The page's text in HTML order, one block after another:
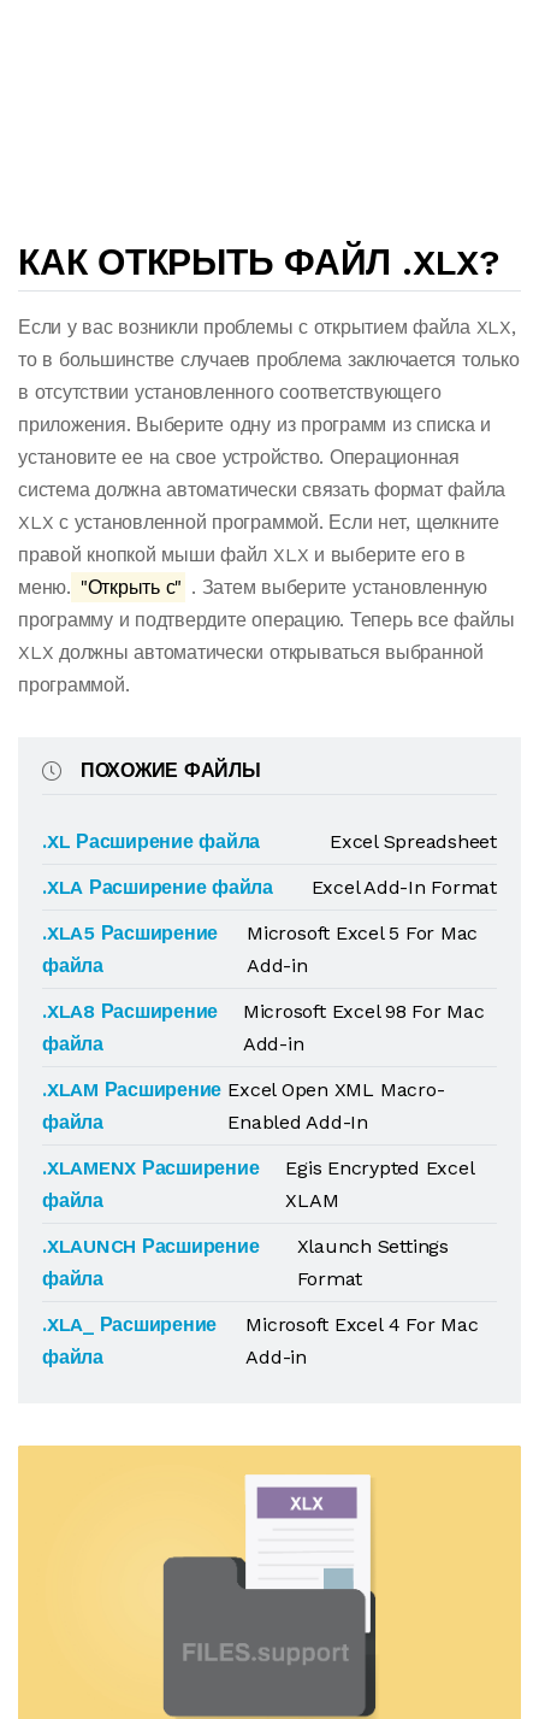
КАК ОТКРЫТЬ ФАЙЛ .XLX?
Если у вас возникли проблемы с открытием файла XLX,
то в большинстве случаев проблема заключается только
в отсутствии установленного соответствующего
приложения. Выберите одну из программ из списка и
установите ее на свое устройство. Операционная
система должна автоматически связать формат файла
XLX с установленной программой. Если нет, щелкните
правой кнопкой мыши файл XLX и выберите его в
меню. "Открыть с" . Затем выберите установленную
программу и подтвердите операцию. Теперь все файлы
XLX должны автоматически открываться выбранной
программой.
ПОХОЖИЕ ФАЙЛЫ
.XL Расширение файла
Excel Spreadsheet
.XLA Расширение файла
Excel Add-In Format
.XLA5 Расширение
файла
Microsoft Excel 5 For Mac
Add-in
.XLA8 Расширение
файла
Microsoft Excel 98 For Mac
Add-in
.XLAM Расширение
файла
Excel Open XML Macro-
Enabled Add-In
.XLAMENX Расширение
файла
Egis Encrypted Excel
XLAM
.XLAUNCH Расширение
файла
Xlaunch Settings
Format
.XLA_ Расширение
файла
Microsoft Excel 4 For Mac
Add-in